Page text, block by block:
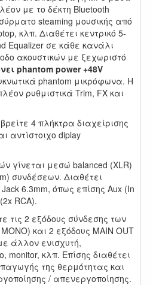
με το δέκτη Bluetooth
steaming μουσικής από
κλπ. Διαθέτει κεντρικό 5-
Equalizer σε κάθε κανάλι
ακουστικών με ξεχωριστό
phantom power +48V
phantom μικρόφωνα. Η
ρυθμιστικά Trim, FX και
4 πλήκτρα διαχείρισης
αντίστοιχο diplay
γίνεται μεσώ balanced (XLR)
συνδέσεων. Διαθέτει
6.3mm, όπως επίσης Aux (In
RCA).
τις 2 εξόδους σύνδεσης των
και 2 εξόδους MAIN OUT
άλλον ενισχυτή,
monitor, κλπ. Επίσης διαθέτει
της θερμότητας και
/ απενεργοποίησης.